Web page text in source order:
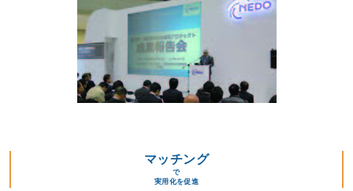
マッチング
で
実用化を促進